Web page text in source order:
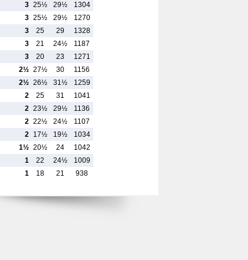
3 25½ 29½
1304
3 25½ 29½
1270
3 25 29
1328
3 21 24½
1187
3 20 23
1271
2½ 27½ 30
1156
2½ 26½ 31½
1259
2 25 31
1041
2 23½ 29½
1136
2 22½ 24½
1107
2 17½ 19½
1034
1½ 20½ 24
1042
1 22 24½
1009
1 18 21 938